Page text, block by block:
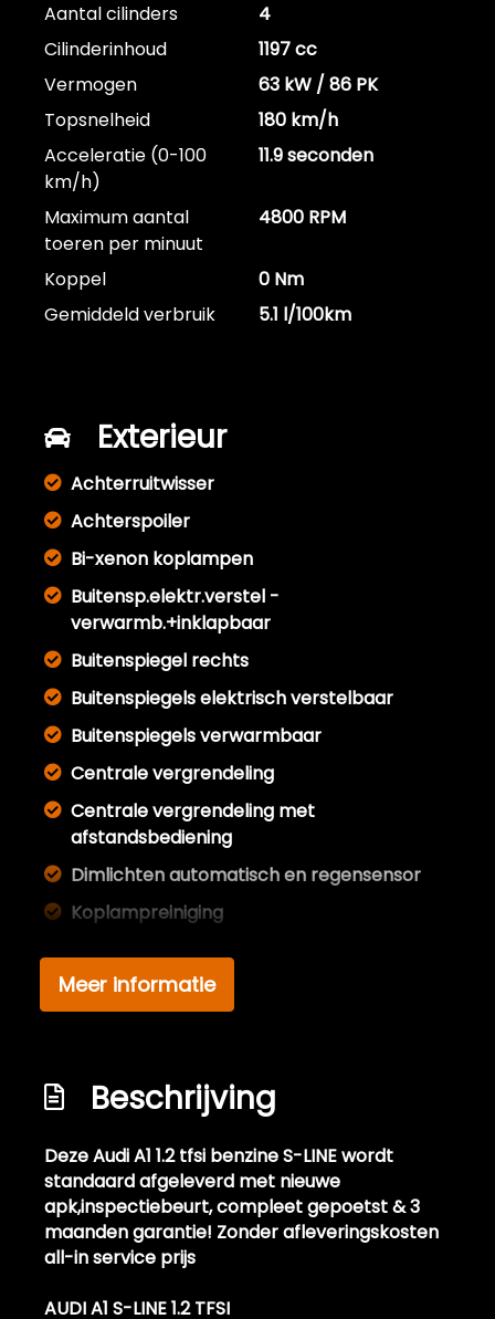
Aantal cilinders
4
Cilinderinhoud
1197 cc
Vermogen
63 kW / 86 PK
Topsnelheid
180 km/h
Acceleratie (0-100
km/h)
11.9 seconden
Maximum aantal
toeren per minuut
4800 RPM
Koppel
0 Nm
Gemiddeld verbruik
5.1 l/100km
Exterieur
Achterruitwisser
Achterspoiler
Bi-xenon koplampen
Buitensp.elektr.verstel -
verwarmb.+inklapbaar
Buitenspiegel rechts
Buitenspiegels elektrisch verstelbaar
Buitenspiegels verwarmbaar
Centrale vergrendeling
Centrale vergrendeling met
afstandsbediening
Dimlichten automatisch en regensensor
Koplampreiniging
Lichtmetalen velgen 17"
Mistlampen voor
Parkeersensor achter
Sportonderstel
Sportvelgen
Meer informatie
Beschrijving
Deze Audi A1 1.2 tfsi benzine S-LINE wordt
standaard afgeleverd met nieuwe
apk,inspectiebeurt, compleet gepoetst & 3
maanden garantie! Zonder afleveringskosten
all-in service prijs
AUDI A1 S-LINE 1.2 TFSI